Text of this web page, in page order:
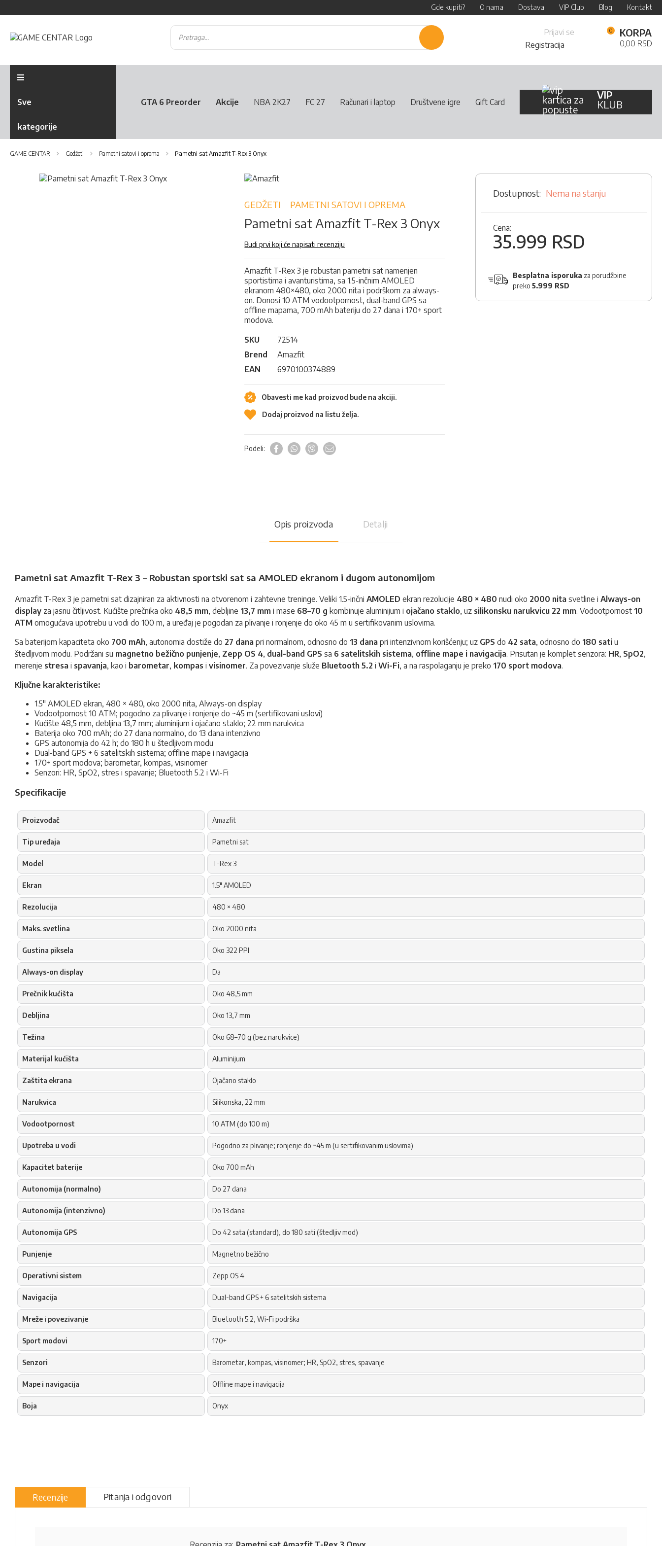
Gde kupiti? O nama Dostava VIP Club Blog Kontakt
Pretraži
Content
Prijavi se
Registracija
KORPA
0,00 RSD
Sve
kategorije
GTA 6 Preorder Akcije NBA 2K27 FC 27 Računari i laptop Društvene igre Gift Card
VIP
KLUB
GAME CENTAR Gedžeti Pametni satovi i oprema Pametni sat Amazfit T-Rex 3 Onyx
Skip
GEDŽETI PAMETNI SATOVI I OPREMA
Pametni sat Amazfit T-Rex 3 Onyx
Budi prvi koji će napisati recenziju
Amazfit T-Rex 3 je robustan pametni sat namenjen
sportistima i avanturistima, sa 1.5-inčnim AMOLED
ekranom 480×480, oko 2000 nita i podrškom za always-
on. Donosi 10 ATM vodootpornost, dual-band GPS sa
offline mapama, 700 mAh bateriju do 27 dana i 170+ sport
modova.
SKU
72514
Brend
Amazfit
EAN
6970100374889
Obavesti me kad proizvod bude na akciji.
Dodaj proizvod na listu želja.
Podeli:
Nema na stanju
Cena:
35.999 RSD
Besplatna isporuka za porudžbine
preko 5.999 RSD
Opis proizvoda Detalji
Pametni sat Amazfit T-Rex 3 – Robustan sportski sat sa AMOLED ekranom i dugom autonomijom
Amazfit T-Rex 3 je pametni sat dizajniran za aktivnosti na otvorenom i zahtevne treninge. Veliki 1.5-inčni AMOLED ekran rezolucije 480 × 480 nudi oko 2000 nita svetline i Always-on
display za jasnu čitljivost. Kućište prečnika oko 48,5 mm, debljine 13,7 mm i mase 68–70 g kombinuje aluminijum i ojačano staklo, uz silikonsku narukvicu 22 mm. Vodootpornost 10
ATM omogućava upotrebu u vodi do 100 m, a uređaj je pogodan za plivanje i ronjenje do oko 45 m u sertifikovanim uslovima.
Sa baterijom kapaciteta oko 700 mAh, autonomia dostiže do 27 dana pri normalnom, odnosno do 13 dana pri intenzivnom korišćenju; uz GPS do 42 sata, odnosno do 180 sati u
štedljivom modu. Podržani su magnetno bežično punjenje, Zepp OS 4, dual-band GPS sa 6 satelitskih sistema, offline mape i navigacija. Prisutan je komplet senzora: HR, SpO2,
merenje stresa i spavanja, kao i barometar, kompas i visinomer. Za povezivanje služe Bluetooth 5.2 i Wi-Fi, a na raspolaganju je preko 170 sport modova.
Ključne karakteristike:
1.5" AMOLED ekran, 480 × 480, oko 2000 nita, Always-on display
Vodootpornost 10 ATM; pogodno za plivanje i ronjenje do ~45 m (sertifikovani uslovi)
Kućište 48,5 mm, debljina 13,7 mm; aluminijum i ojačano staklo; 22 mm narukvica
Baterija oko 700 mAh; do 27 dana normalno, do 13 dana intenzivno
GPS autonomija do 42 h; do 180 h u štedljivom modu
Dual-band GPS + 6 satelitskih sistema; offline mape i navigacija
170+ sport modova; barometar, kompas, visinomer
Senzori: HR, SpO2, stres i spavanje; Bluetooth 5.2 i Wi-Fi
Specifikacije
Proizvođač Amazfit
Tip uređaja Pametni sat
Model T-Rex 3
Ekran 1.5" AMOLED
Rezolucija 480 × 480
Maks. svetlina Oko 2000 nita
Gustina piksela Oko 322 PPI
Always-on display Da
Prečnik kućišta Oko 48,5 mm
Debljina Oko 13,7 mm
Težina Oko 68–70 g (bez narukvice)
Materijal kućišta Aluminijum
Zaštita ekrana Ojačano staklo
Narukvica Silikonska, 22 mm
Vodootpornost 10 ATM (do 100 m)
Upotreba u vodi Pogodno za plivanje; ronjenje do ~45 m (u sertifikovanim uslovima)
Kapacitet baterije Oko 700 mAh
Autonomija (normalno) Do 27 dana
Autonomija (intenzivno) Do 13 dana
Autonomija GPS Do 42 sata (standard), do 180 sati (štedljiv mod)
Punjenje Magnetno bežično
Operativni sistem Zepp OS 4
Navigacija Dual-band GPS + 6 satelitskih sistema
Mreže i povezivanje Bluetooth 5.2, Wi-Fi podrška
Sport modovi 170+
Senzori Barometar, kompas, visinomer; HR, SpO2, stres, spavanje
Mape i navigacija Offline mape i navigacija
Boja Onyx
Recenzije Pitanja i odgovori